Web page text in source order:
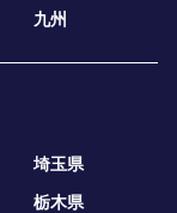
九州
埼玉県
栃木県